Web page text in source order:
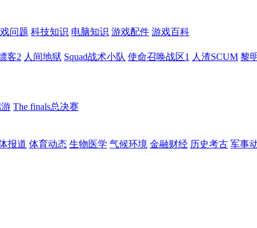
问题 科技知识 电脑知识 游戏配件 游戏百科
客2 人间地狱 Squad战术小队 使命召唤战区1 人渣SCUM 黎
The finals总决赛
报道 体育动态 生物医学 气候环境 金融财经 历史考古 军事